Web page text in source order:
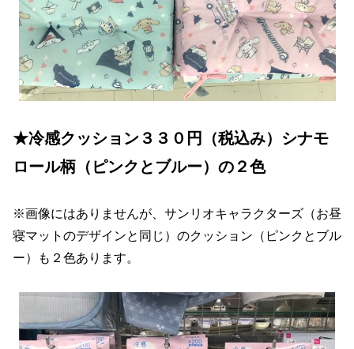
★冷感クッション３３０円（税込み）シナモ
ロール柄（ピンクとブルー）の２色
※画像にはありませんが、サンリオキャラクターズ（お昼
寝マットのデザインと同じ）のクッション（ピンクとブル
ー）も２色あります。